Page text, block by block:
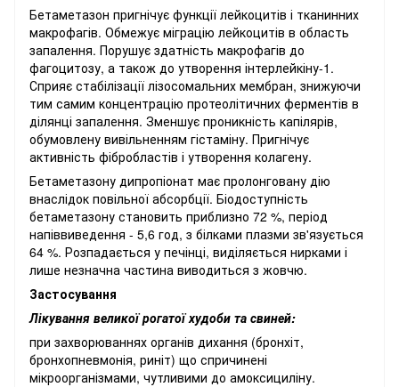
Бетаметазон пригнічує функції лейкоцитів і тканинних
макрофагів. Обмежує міграцію лейкоцитів в область
запалення. Порушує здатність макрофагів до
фагоцитозу, а також до утворення інтерлейкіну-1.
Сприяє стабілізації лізосомальних мембран, знижуючи
тим самим концентрацію протеолітичних ферментів в
ділянці запалення. Зменшує проникність капілярів,
обумовлену вивільненням гістаміну. Пригнічує
активність фібробластів і утворення колагену.
Бетаметазону дипропіонат має пролонговану дію
внаслідок повільної абсорбції. Біодоступність
бетаметазону становить приблизно 72 %, період
напіввиведення - 5,6 год, з білками плазми зв'язується
64 %. Розпадається у печінці, виділяється нирками і
лише незначна частина виводиться з жовчю.
Застосування
Лікування великої рогатої худоби та свиней:
при захворюваннях органів дихання (бронхіт,
бронхопневмонія, риніт) що спричинені
мікроорганізмами, чутливими до амоксициліну.